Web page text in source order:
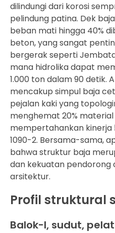
dilindungi dari korosi
pelindung patina. Dek
beban mati hingga 40%
beton, yang sangat
bergerak seperti
mana hidrolika dapat
1.000 ton dalam 90 detik.
mencakup simpul baja
pejalan kaki yang
menghemat 20%
mempertahankan kinerja
1090-2. Bersama-sama,
bahwa struktur baja
dan kekuatan
arsitektur.
Profil struktural
Balok-I, sudut,